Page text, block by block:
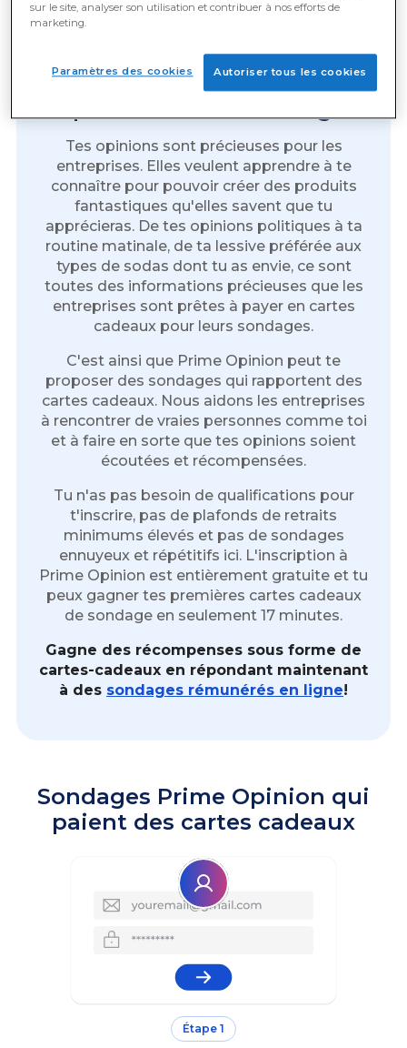
Cartes-cadeaux gratuites en
Tes opinions sont précieuses pour les
entreprises. Elles veulent apprendre à te
connaître pour pouvoir créer des produits
fantastiques qu'elles savent que tu
apprécieras. De tes opinions politiques à ta
routine matinale, de ta lessive préférée aux
types de sodas dont tu as envie, ce sont
toutes des informations précieuses que les
entreprises sont prêtes à payer en cartes
cadeaux pour leurs sondages.
C'est ainsi que Prime Opinion peut te
proposer des sondages qui rapportent des
cartes cadeaux. Nous aidons les entreprises
à rencontrer de vraies personnes comme toi
et à faire en sorte que tes opinions soient
écoutées et récompensées.
Tu n'as pas besoin de qualifications pour
t'inscrire, pas de plafonds de retraits
minimums élevés et pas de sondages
ennuyeux et répétitifs ici. L'inscription à
Prime Opinion est entièrement gratuite et tu
peux gagner tes premières cartes cadeaux
de sondage en seulement 17 minutes.
Gagne des récompenses sous forme de
cartes-cadeaux en répondant maintenant
à des sondages rémunérés en ligne!
Sondages Prime Opinion qui
paient des cartes cadeaux
Étape 1
sur le site, analyser son utilisation et contribuer à nos efforts de
marketing.
Autoriser tous les cookies
Paramètres des cookies